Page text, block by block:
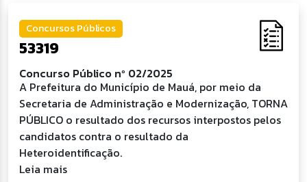
Concursos Públicos
53319
Concurso Público nº 02/2025
A Prefeitura do Município de Mauá, por meio da
Secretaria de Administração e Modernização, TORNA
PÚBLICO o resultado dos recursos interpostos pelos
candidatos contra o resultado da
Heteroidentificação.
Leia mais